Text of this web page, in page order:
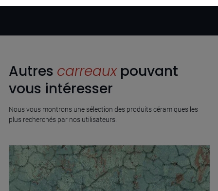
Autres carreauxpouvant
vous intéresser
Nous vous montrons une sélection des produits céramiques les
plus recherchés par nos utilisateurs.